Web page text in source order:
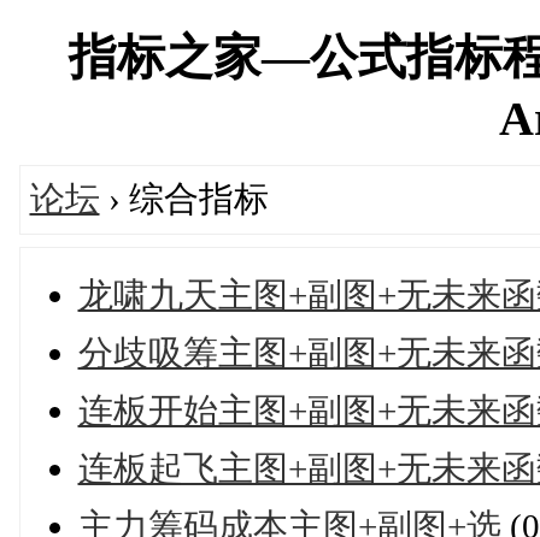
指标之家—公式指标
论坛 › 综合指标
龙啸九天主图+副图+无未来
分歧吸筹主图+副图+无未来
连板开始主图+副图+无未来
连板起飞主图+副图+无未来
主力筹码成本主图+副图+选